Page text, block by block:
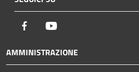
Facebook
AMMINISTRAZIONE